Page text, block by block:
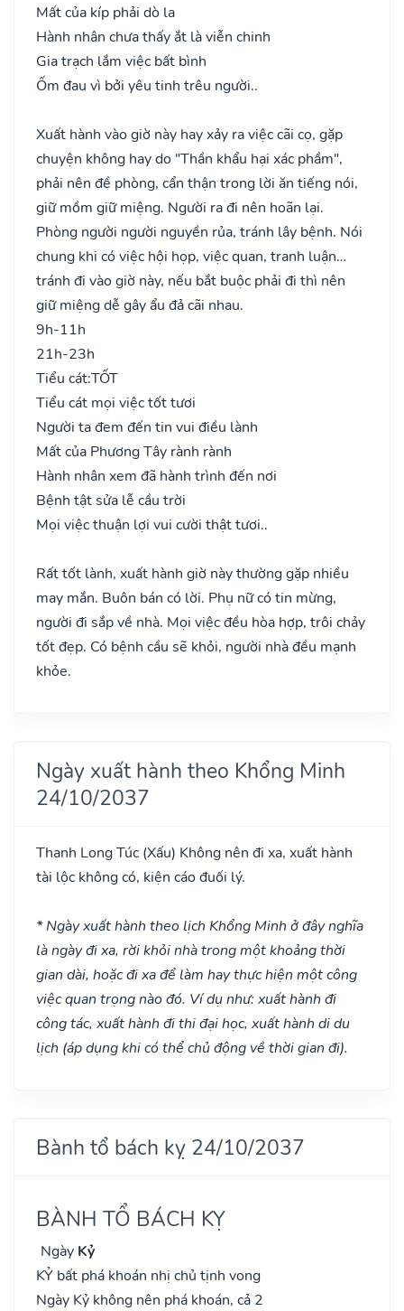
Mất của kíp phải dò la
Hành nhân chưa thấy ắt là viễn chinh
Gia trạch lắm việc bất bình
Ốm đau vì bởi yêu tinh trêu người..
Xuất hành vào giờ này hay xảy ra việc cãi cọ, gặp
chuyện không hay do "Thần khẩu hại xác phầm",
phải nên đề phòng, cẩn thận trong lời ăn tiếng nói,
giữ mồm giữ miệng. Người ra đi nên hoãn lại.
Phòng người người nguyền rủa, tránh lây bệnh. Nói
chung khi có việc hội họp, việc quan, tranh luận…
tránh đi vào giờ này, nếu bắt buộc phải đi thì nên
giữ miệng dễ gây ẩu đả cãi nhau.
9h-11h
21h-23h
Tiểu cát:TỐT
Tiểu cát mọi việc tốt tươi
Người ta đem đến tin vui điều lành
Mất của Phương Tây rành rành
Hành nhân xem đã hành trình đến nơi
Bệnh tật sửa lễ cầu trời
Mọi việc thuận lợi vui cười thật tươi..
Rất tốt lành, xuất hành giờ này thường gặp nhiều
may mắn. Buôn bán có lời. Phụ nữ có tin mừng,
người đi sắp về nhà. Mọi việc đều hòa hợp, trôi chảy
tốt đẹp. Có bệnh cầu sẽ khỏi, người nhà đều mạnh
khỏe.
Ngày xuất hành theo Khổng Minh
24/10/2037
Thanh Long Túc (Xấu) Không nên đi xa, xuất hành
tài lộc không có, kiện cáo đuối lý.
* Ngày xuất hành theo lịch Khổng Minh ở đây nghĩa
là ngày đi xa, rời khỏi nhà trong một khoảng thời
gian dài, hoặc đi xa để làm hay thực hiện một công
việc quan trọng nào đó. Ví dụ như: xuất hành đi
công tác, xuất hành đi thi đại học, xuất hành di du
lịch (áp dụng khi có thể chủ động về thời gian đi).
Bành tổ bách kỵ 24/10/2037
BÀNH TỔ BÁCH KỴ
Ngày Kỷ
KỶ bất phá khoán nhị chủ tịnh vong
Ngày Kỷ không nên phá khoán, cả 2